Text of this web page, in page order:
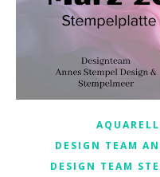
AQUARELL
DESIGN TEAM
DESIGN TEAM